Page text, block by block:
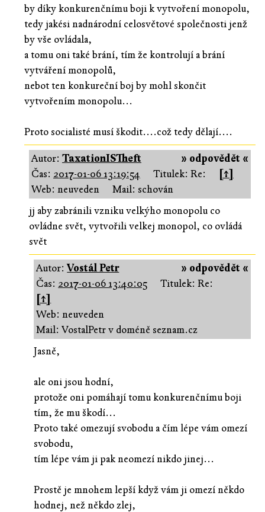
by díky konkurenčnímu boji k vytvoření monopolu,
tedy jakési nadnárodní celosvětové společnosti jenž
by vše ovládala,
a tomu oni také brání, tím že kontrolují a brání
vytváření monopolů,
nebot ten konkureční boj by mohl skončit
vytvořením monopolu...
Proto socialisté musí škodit....což tedy dělají....
» odpovědět «
Autor: TaxationISTheft
Čas: 2017-01-06 13:19:54 Titulek: Re:
[↑]
Web: neuveden
Mail: schován
jj aby zabránili vzniku velkýho monopolu co
ovládne svět, vytvořili velkej monopol, co ovládá
svět
» odpovědět «
Autor:Vostál Petr
Čas: 2017-01-06 13:40:05
Titulek: Re:
[↑]
Web: neuveden
Mail: VostalPetr v doméně seznam.cz
Jasně,
ale oni jsou hodní,
protože oni pomáhají tomu konkurenčnímu boji
tím, že mu škodí...
Proto také omezují svobodu a čím lépe vám omezí
svobodu,
tím lépe vám ji pak neomezí nikdo jinej...
Prostě je mnohem lepší když vám ji omezí někdo
hodnej, než někdo zlej,